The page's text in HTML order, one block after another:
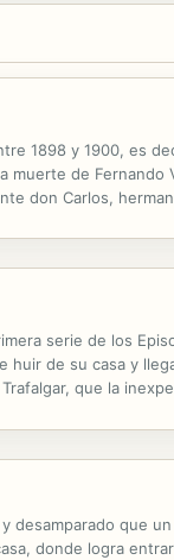
1898 y 1900, es
de
don Carlos,
serie de los
de su casa y
que la
que
donde logra